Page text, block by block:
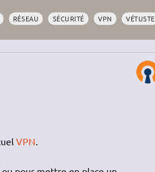
RÉSEAU SÉCURITÉ VPN VÉTUSTE
VPN